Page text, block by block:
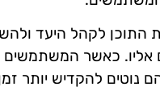
התוכן לקהל היעד
אליו. כאשר המשתמשים
הם נוטים להקדיש יותר